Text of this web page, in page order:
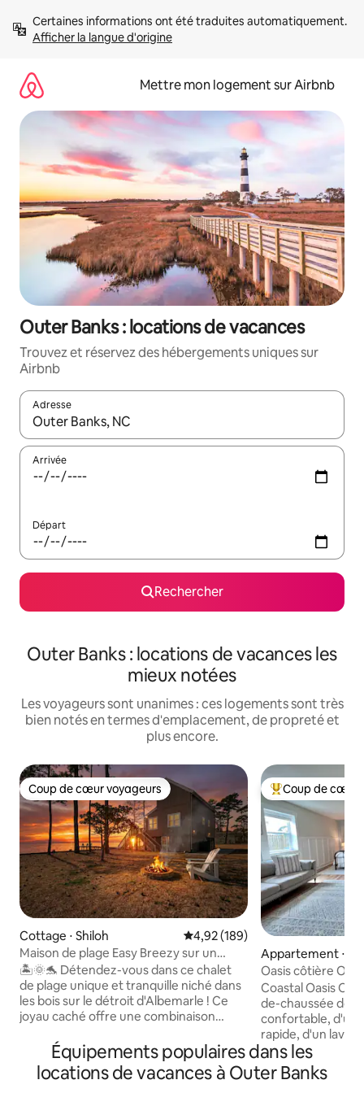
directement
Afficher la langue d'origine
Mettre mon logement sur Airbnb
Outer Banks : locations de vacances
Trouvez et réservez des hébergements uniques sur
Airbnb
Adresse
Lorsque les résultats s'affichent, utilisez les flèches vers le
Arrivée
Départ
Rechercher
Outer Banks : locations de vacances les
mieux notées
Les voyageurs sont unanimes : ces logements sont très
bien notés en termes d'emplacement, de propreté et
plus encore.
Coup de cœur voyageurs
Coup de cœur voyageurs
Cottage ⋅ Shiloh Évaluation moyenne sur la
4,92 (189)
Maison de plage Easy Breezy sur un
rivage isolé
🏝️🌞🐬 Détendez-vous dans ce chalet
de plage unique et tranquille niché dans
les bois sur le détroit d'Albemarle ! Ce
joyau caché offre une combinaison
faune est vraiment abondante lors de
cette escapade romantique ou de
vacances en famille : vous verrez des
Coups de cœur
Coup de cœur
Appartement ⋅
Oasis côtière
près de la plage
Coastal Oasis
de-chaussée
confortable,
rapide, d'un lave-
d'une
chaises de plage
seulement 9
Équipements populaires dans les
locations de vacances à Outer Banks